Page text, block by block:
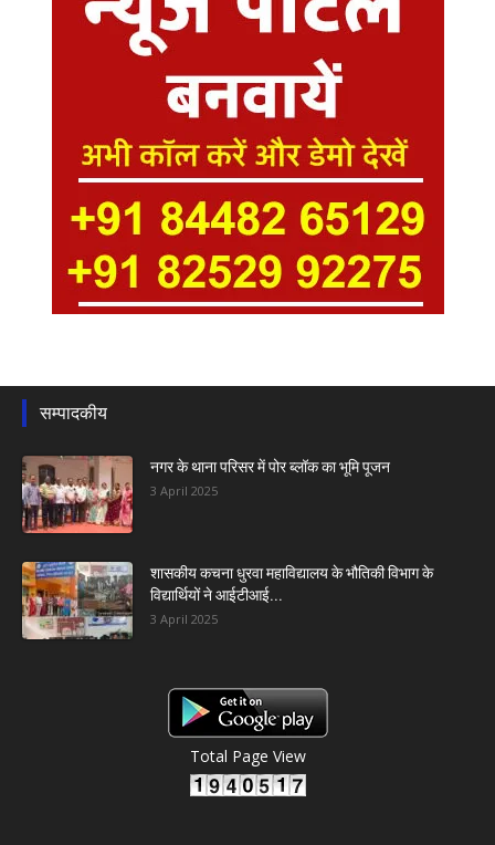
सम्पादकीय
नगर के थाना परिसर में पोर ब्लॉक का भूमि पूजन
3 April 2025
शासकीय कचना धुरवा महाविद्यालय के भौतिकी विभाग के
विद्यार्थियों ने आईटीआई...
3 April 2025
Total Page View